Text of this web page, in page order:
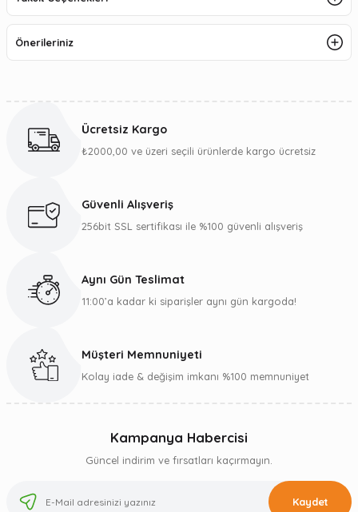
Önerileriniz
Ücretsiz Kargo
₺2000,00 ve üzeri seçili ürünlerde kargo ücretsiz
Güvenli Alışveriş
256bit SSL sertifikası ile %100 güvenli alışveriş
Aynı Gün Teslimat
11:00’a kadar ki siparişler aynı gün kargoda!
Müşteri Memnuniyeti
Kolay iade & değişim imkanı %100 memnuniyet
Kampanya Habercisi
Güncel indirim ve fırsatları kaçırmayın.
Kaydet